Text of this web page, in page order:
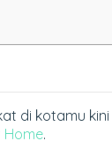
di kotamu
Home.